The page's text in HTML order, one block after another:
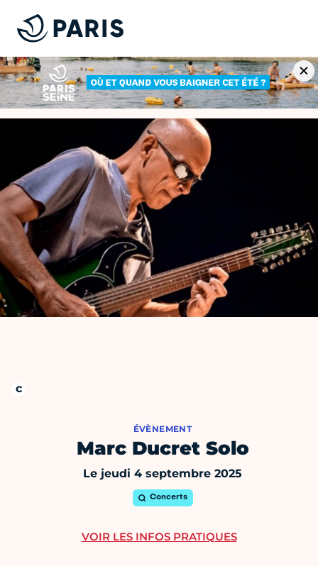
ÉVÈNEMENT
Marc Ducret Solo
Le jeudi 4 septembre 2025
Concerts
VOIR LES INFOS PRATIQUES